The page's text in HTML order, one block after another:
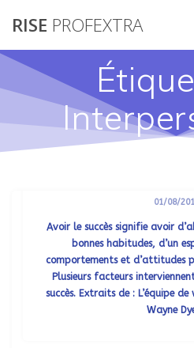
RISE PROFEXTRA
01/08/
Avoir le succès signifie avoir
bonnes habitudes, d’un
comportements et d’attitudes
Plusieurs facteurs
succès. Extraits de : L’équipe
Wayne